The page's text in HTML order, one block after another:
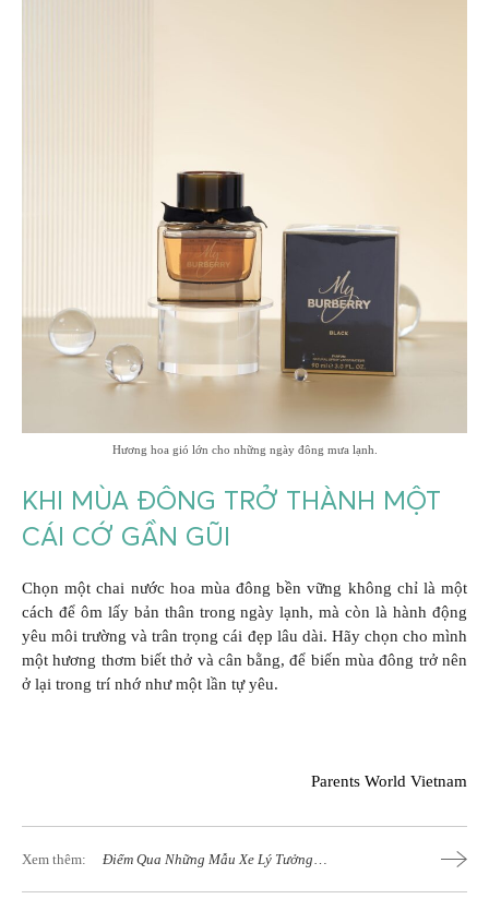
Hương hoa gió lớn cho những ngày đông mưa lạnh.
KHI MÙA ĐÔNG TRỞ THÀNH MỘT
CÁI CỚ GẦN GŨI
Chọn một chai nước hoa mùa đông bền vững không chỉ là một
cách để ôm lấy bản thân trong ngày lạnh, mà còn là hành động
yêu môi trường và trân trọng cái đẹp lâu dài. Hãy chọn cho mình
một hương thơm biết thở và cân bằng, để biến mùa đông trở nên
ở lại trong trí nhớ như một lần tự yêu.
Parents World Vietnam
Xem thêm:
Điểm Qua Những Mẫu Xe Lý Tưởng